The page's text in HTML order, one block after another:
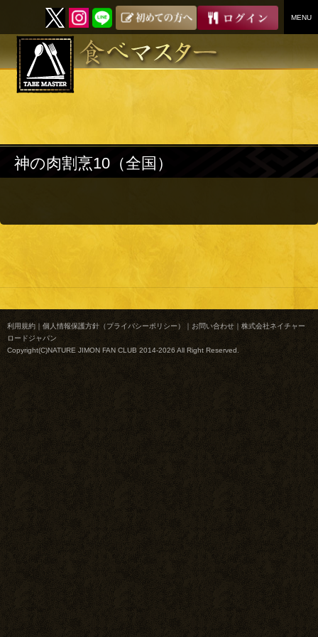
MENU
SKIP
神の肉割烹10（全国）
利用規約 ｜ 個人情報保護方針（プライバシーポリシー） ｜ お問い合わせ ｜ 株式会社ネイチャー
ロードジャパン
Copyright(C)NATURE JIMON FAN CLUB 2014-2026 All Right Reserved.